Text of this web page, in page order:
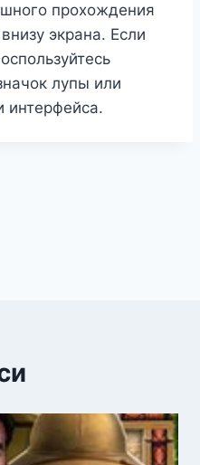
прохождения
экрана. Если
лупы или
интерфейса.